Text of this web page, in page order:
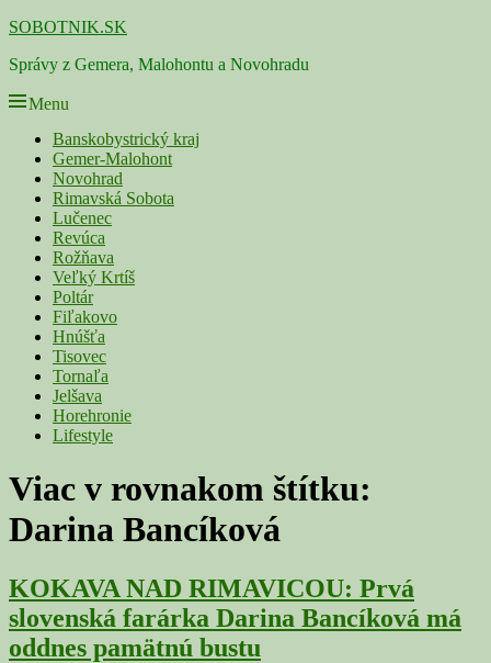
Skip
content
SOBOTNIK.SK
Správy z Gemera, Malohontu a Novohradu
Menu
Primárne
menu
Banskobystrický kraj
Gemer-Malohont
Novohrad
Rimavská Sobota
Lučenec
Revúca
Rožňava
Veľký Krtíš
Poltár
Fiľakovo
Hnúšťa
Tisovec
Tornaľa
Jelšava
Horehronie
Lifestyle
Viac v rovnakom štítku:
Darina Bancíková
KOKAVA NAD RIMAVICOU: Prvá
slovenská farárka Darina Bancíková má
oddnes pamätnú bustu